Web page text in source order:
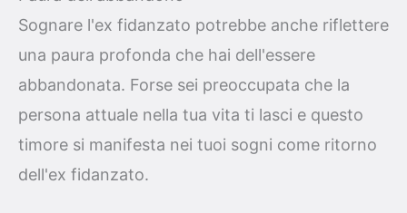
Sognare l'ex fidanzato potrebbe anche riflettere
una paura profonda che hai dell'essere
abbandonata. Forse sei preoccupata che la
persona attuale nella tua vita ti lasci e questo
timore si manifesta nei tuoi sogni come ritorno
dell'ex fidanzato.